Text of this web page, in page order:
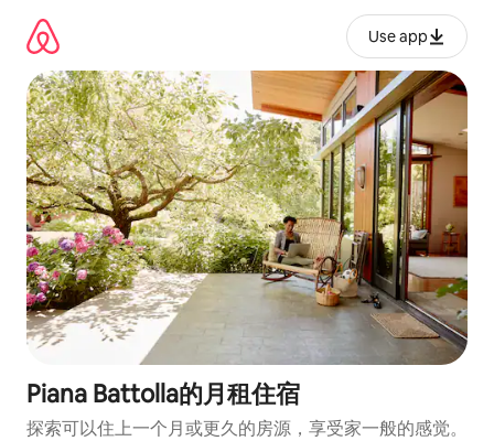
Use app
Piana Battolla的月租住宿
探索可以住上一个月或更久的房源，享受家一般的感觉。